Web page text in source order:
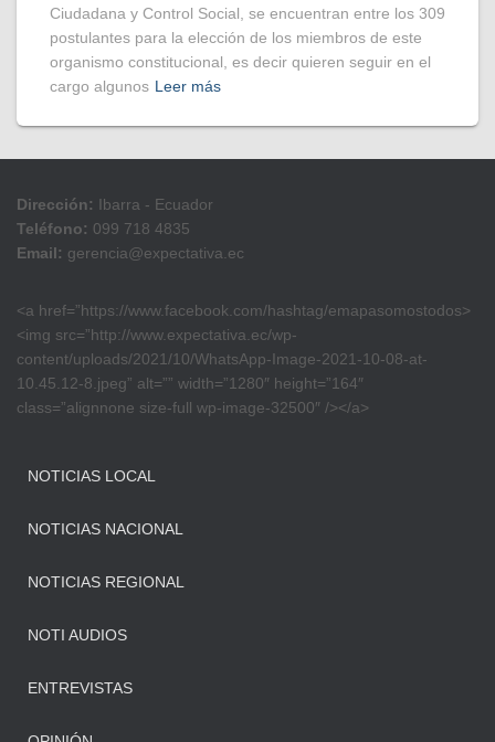
Ciudadana y Control Social, se encuentran entre los 309
postulantes para la elección de los miembros de este
organismo constitucional, es decir quieren seguir en el
cargo algunos Leer más
Dirección: Ibarra - Ecuador
Teléfono: 099 718 4835
Email: gerencia@expectativa.ec
<a href=”https://www.facebook.com/hashtag/emapasomostodos>
<img src=”http://www.expectativa.ec/wp-
content/uploads/2021/10/WhatsApp-Image-2021-10-08-at-
10.45.12-8.jpeg” alt=”” width=”1280″ height=”164″
class=”alignnone size-full wp-image-32500″ /></a>
NOTICIAS LOCAL
NOTICIAS NACIONAL
NOTICIAS REGIONAL
NOTI AUDIOS
ENTREVISTAS